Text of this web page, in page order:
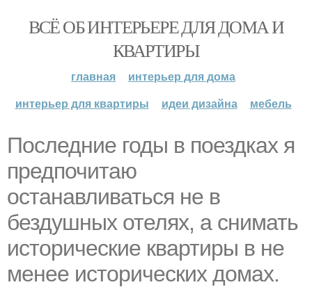
ВСЁ ОБ ИНТЕРЬЕРЕ ДЛЯ ДОМА И
КВАРТИРЫ
главная
интерьер для дома
интерьер для квартиры
идеи дизайна мебель
Последние годы в поездках я
предпочитаю
останавливаться не в
бездушных отелях, а снимать
исторические квартиры в не
менее исторических домах.